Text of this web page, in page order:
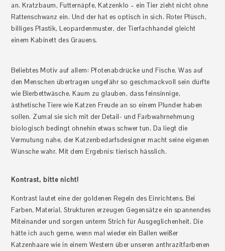
an. Kratzbaum, Futternäpfe, Katzenklo – ein Tier zieht nicht ohne
Rattenschwanz ein. Und der hat es optisch in sich. Roter Plüsch,
billiges Plastik, Leopardenmuster, der Tierfachhandel gleicht
einem Kabinett des Grauens.
Beliebtes Motiv auf allem: Pfotenabdrücke und Fische. Was auf
den Menschen übertragen ungefähr so geschmackvoll sein dürfte
wie Bierbettwäsche. Kaum zu glauben, dass feinsinnige,
ästhetische Tiere wie Katzen Freude an so einem Plunder haben
sollen. Zumal sie sich mit der Detail- und Farbwahrnehmung
biologisch bedingt ohnehin etwas schwer tun. Da liegt die
Vermutung nahe, der Katzenbedarfsdesigner macht seine eigenen
Wünsche wahr. Mit dem Ergebnis: tierisch hässlich.
Kontrast, bitte nicht!
Kontrast lautet eine der goldenen Regeln des Einrichtens. Bei
Farben, Material, Strukturen erzeugen Gegensätze ein spannendes
Miteinander und sorgen unterm Strich für Ausgeglichenheit. Die
hätte ich auch gerne, wenn mal wieder ein Ballen weißer
Katzenhaare wie in einem Western über unseren anthrazitfarbenen